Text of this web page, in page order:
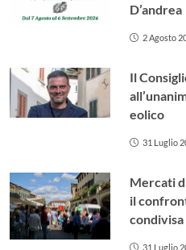
D’andrea
2 Agosto
Il
eolico
31 Luglio
Mercati
il
condivisa
31 Luglio